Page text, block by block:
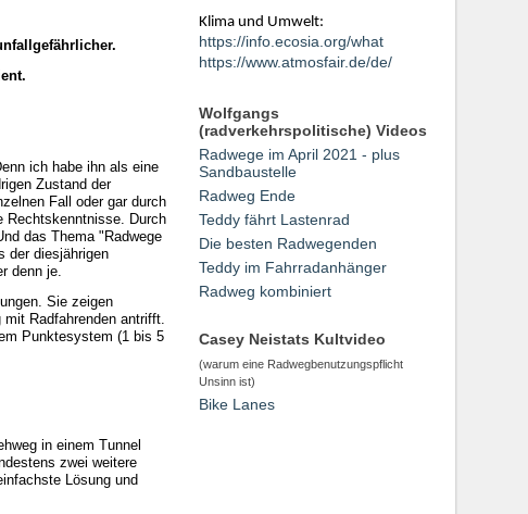
ich habe ihn als eine
Zustand der
Fall oder gar durch
Rechtskenntnisse. Durch
das Thema "Radwege
der diesjährigen
denn je.
Sie zeigen
Radfahrenden antrifft.
Punktesystem (1 bis 5
in einem Tunnel
zwei weitere
Lösung und
Klima und Umwelt:
https://info.ecosia.org/what
https://www.atmosfair.de/de/
Wolfgangs
(radverkehrspolitische) Videos
Radwege im April 2021 - plus
Sandbaustelle
Radweg Ende
Teddy fährt Lastenrad
Die besten Radwegenden
Teddy im Fahrradanhänger
Radweg kombiniert
Casey Neistats Kultvideo
(warum eine Radwegbenutzungspflicht
Unsinn ist)
Bike Lanes